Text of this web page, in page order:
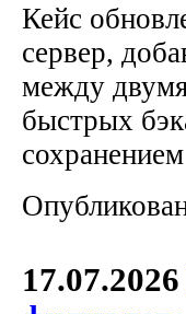
Кейс
сервер,
между
быстрых
17.07.2026